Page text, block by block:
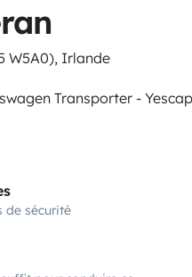
W5A0), Irlande
de sécurité